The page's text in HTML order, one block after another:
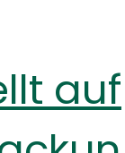
auf